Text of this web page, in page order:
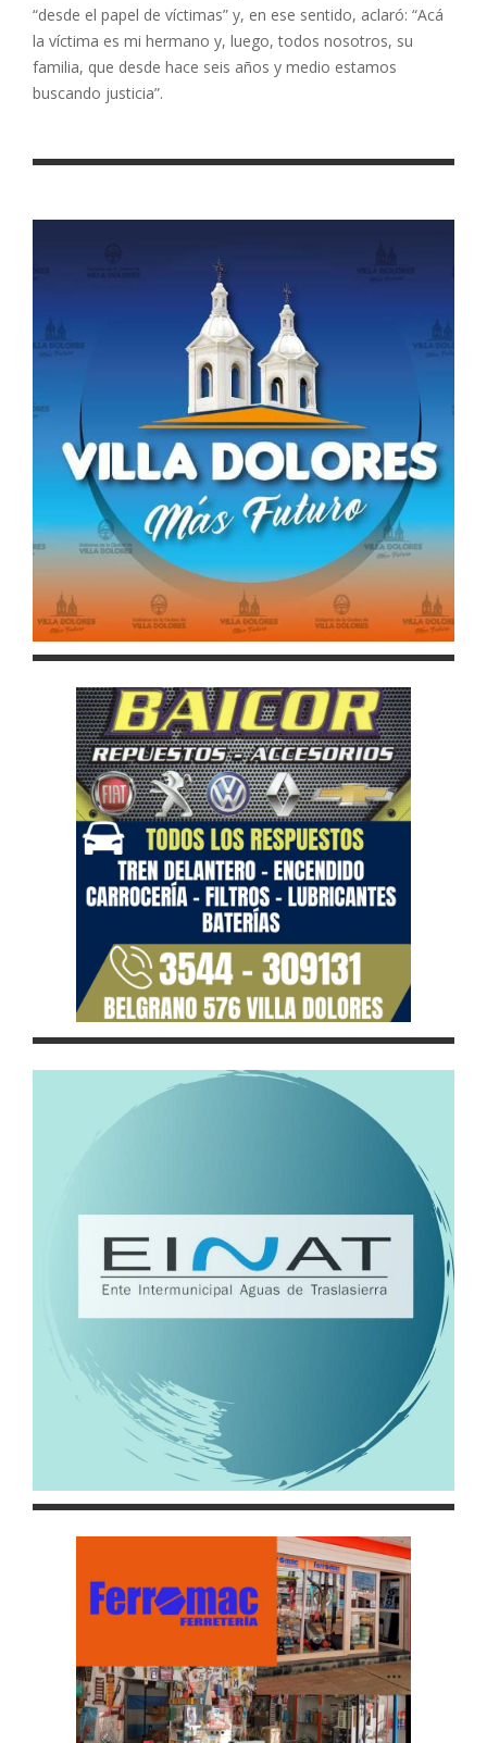
“desde el papel de víctimas” y, en ese sentido, aclaró: “Acá
la víctima es mi hermano y, luego, todos nosotros, su
familia, que desde hace seis años y medio estamos
buscando justicia”.